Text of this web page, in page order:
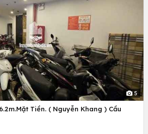
5
Tiền. ( Nguyễn Khang ) Cầu